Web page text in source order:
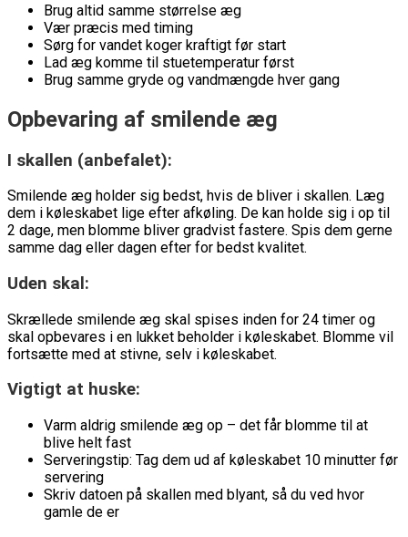
Brug altid samme størrelse æg
Vær præcis med timing
Sørg for vandet koger kraftigt før start
Lad æg komme til stuetemperatur først
Brug samme gryde og vandmængde hver gang
Opbevaring af smilende æg
I skallen (anbefalet):
Smilende æg holder sig bedst, hvis de bliver i skallen. Læg
dem i køleskabet lige efter afkøling. De kan holde sig i op til
2 dage, men blomme bliver gradvist fastere. Spis dem gerne
samme dag eller dagen efter for bedst kvalitet.
Uden skal:
Skrællede smilende æg skal spises inden for 24 timer og
skal opbevares i en lukket beholder i køleskabet. Blomme vil
fortsætte med at stivne, selv i køleskabet.
Vigtigt at huske:
Varm aldrig smilende æg op – det får blomme til at
blive helt fast
Serveringstip: Tag dem ud af køleskabet 10 minutter før
servering
Skriv datoen på skallen med blyant, så du ved hvor
gamle de er